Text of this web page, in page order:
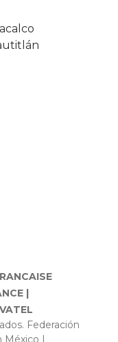
|
VATEL
Federación
México |